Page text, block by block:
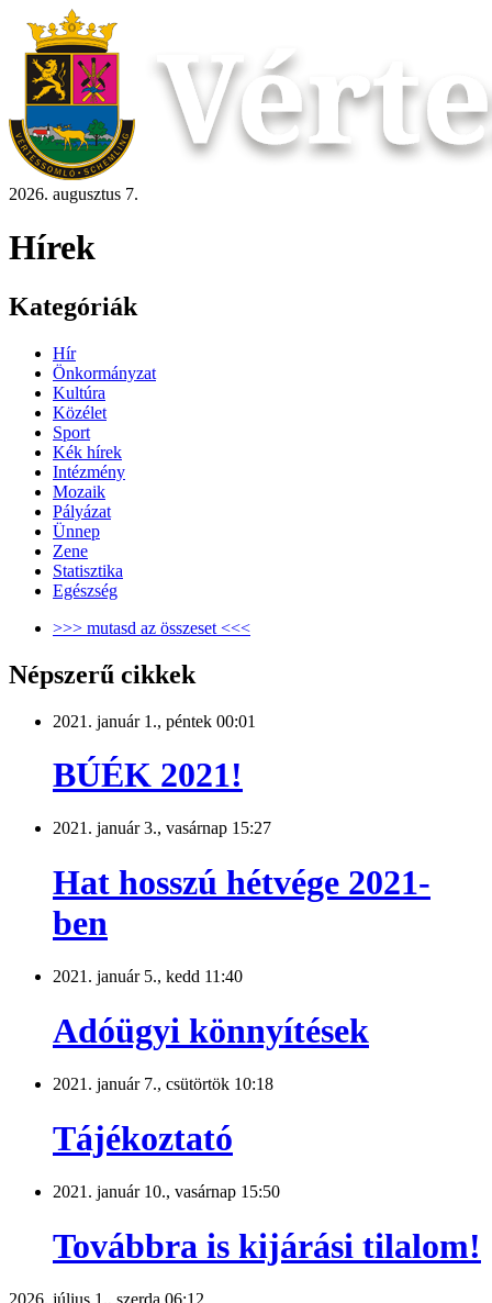
2026. augusztus 7.
Hírek
Kategóriák
Hír
Önkormányzat
Kultúra
Közélet
Sport
Kék hírek
Intézmény
Mozaik
Pályázat
Ünnep
Zene
Statisztika
Egészség
>>> mutasd az összeset <<<
Népszerű cikkek
2021. január 1., péntek 00:01
BÚÉK 2021!
2021. január 3., vasárnap 15:27
Hat hosszú hétvége 2021-
ben
2021. január 5., kedd 11:40
Adóügyi könnyítések
2021. január 7., csütörtök 10:18
Tájékoztató
2021. január 10., vasárnap 15:50
Továbbra is kijárási tilalom!
2026. július 1., szerda 06:12